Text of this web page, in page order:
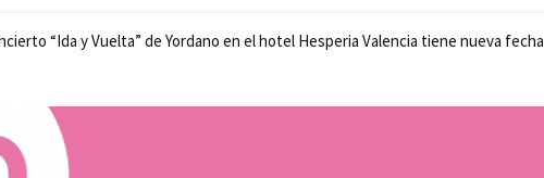
“Ida y Vuelta” de Yordano en el hotel Hesperia Valencia tiene nueva fecha